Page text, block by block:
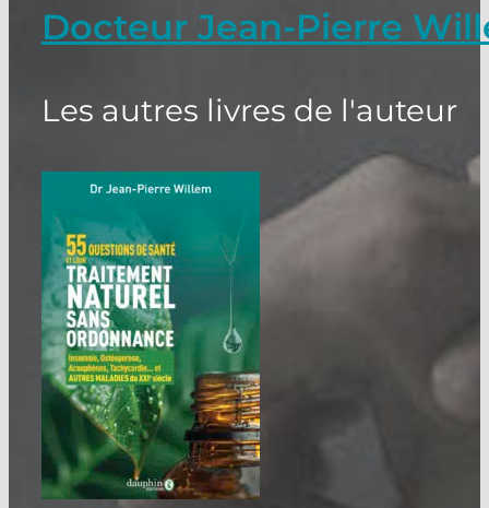
Docteur Jean-Pierre
Les autres livres de l'auteur